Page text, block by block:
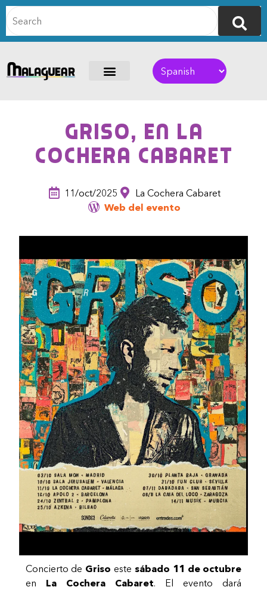
Griso, en La
Cochera Cabaret
11/oct/2025
La Cochera Cabaret
Web del evento
Concierto de Griso este sábado 11 de octubre
en La Cochera Cabaret. El evento dará